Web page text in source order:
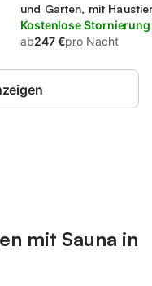
und Garten, mit
Kostenlose Stornierung
ab247 €pro Nacht
mit Sauna in